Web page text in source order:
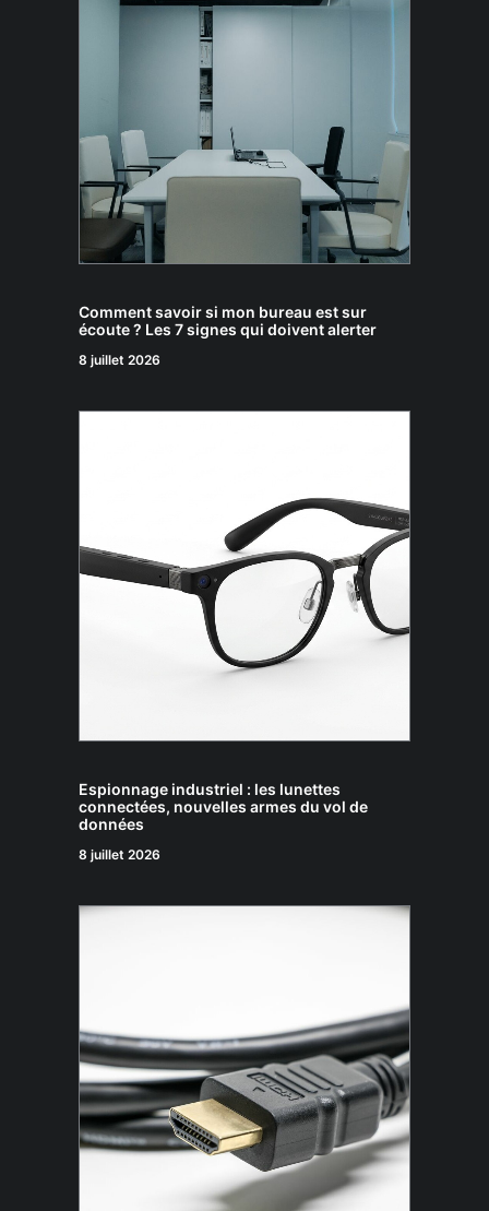
Comment savoir si mon bureau est sur
écoute ? Les 7 signes qui doivent alerter
8 juillet 2026
Espionnage industriel : les lunettes
connectées, nouvelles armes du vol de
données
8 juillet 2026